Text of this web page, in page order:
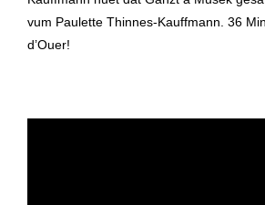
vum Paulette Thinnes-Kauffmann. 36
d’Ouer!